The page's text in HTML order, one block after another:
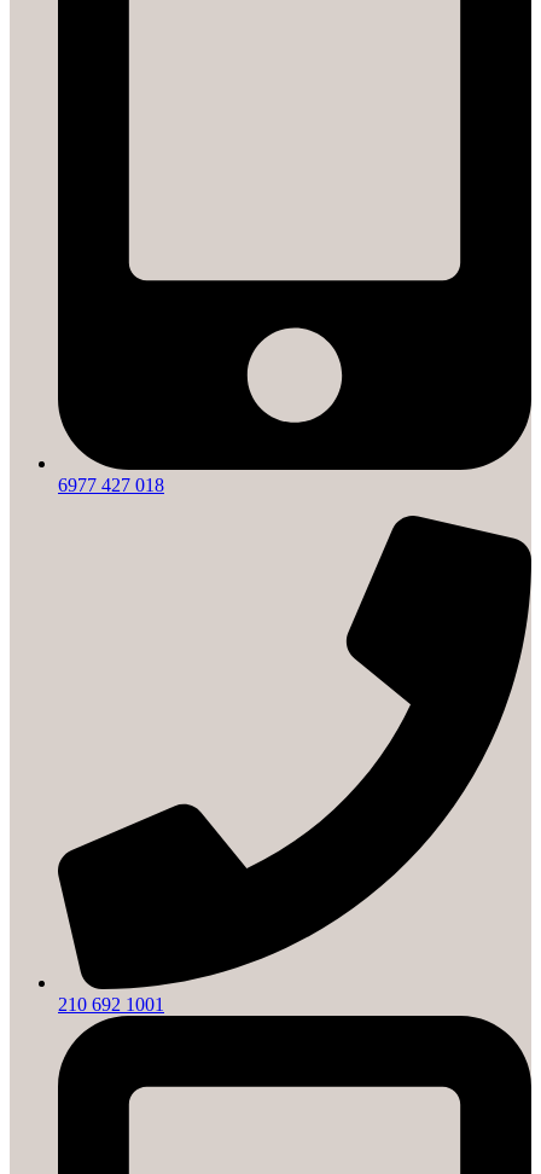
6977 427 018
210 692 1001